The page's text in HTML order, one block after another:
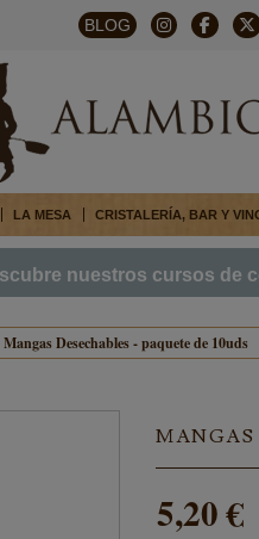
BLOG
LA MESA CRISTALERÍA, BAR Y
nuestros cursos de
Mangas Desechables - paquete de 10uds
MANGAS
5,20 €